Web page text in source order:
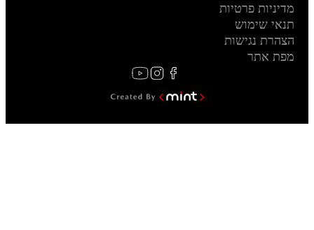
מדיניות פרטיות
תנאי שימוש
הצהרת נגישות
מפת אתר